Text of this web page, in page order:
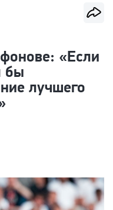
«Если
бы
лучшего